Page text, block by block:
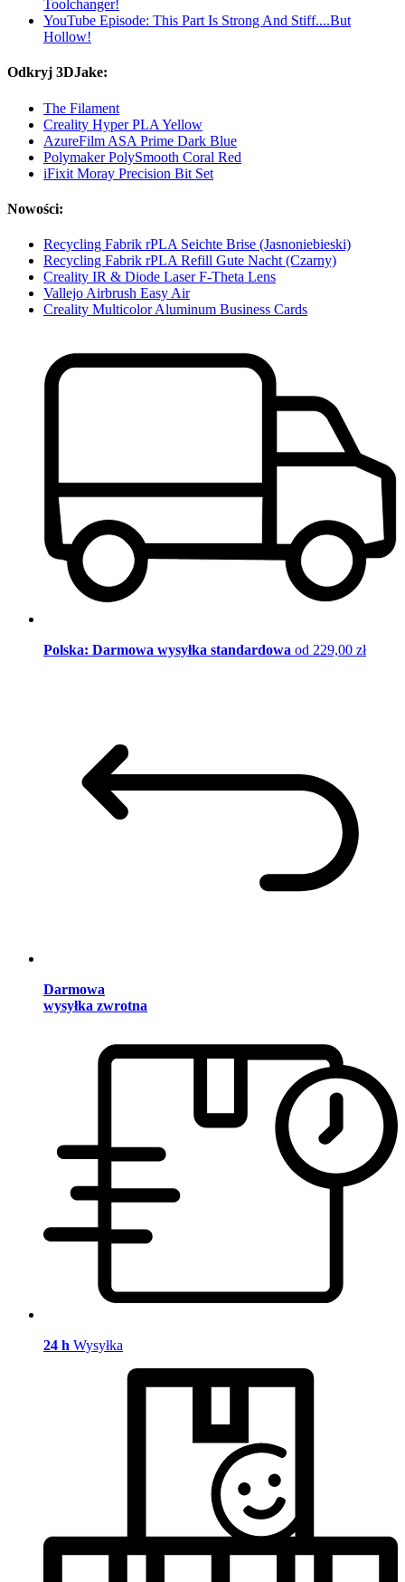
Toolchanger!
YouTube Episode: This Part Is Strong And Stiff....But
Hollow!
Odkryj 3DJake:
The Filament
Creality Hyper PLA Yellow
AzureFilm ASA Prime Dark Blue
Polymaker PolySmooth Coral Red
iFixit Moray Precision Bit Set
Nowości:
Recycling Fabrik rPLA Seichte Brise (Jasnoniebieski)
Recycling Fabrik rPLA Refill Gute Nacht (Czarny)
Creality IR & Diode Laser F-Theta Lens
Vallejo Airbrush Easy Air
Creality Multicolor Aluminum Business Cards
Polska: Darmowa wysyłka standardowa od 229,00 zł
Darmowa
wysyłka zwrotna
24 h Wysyłka